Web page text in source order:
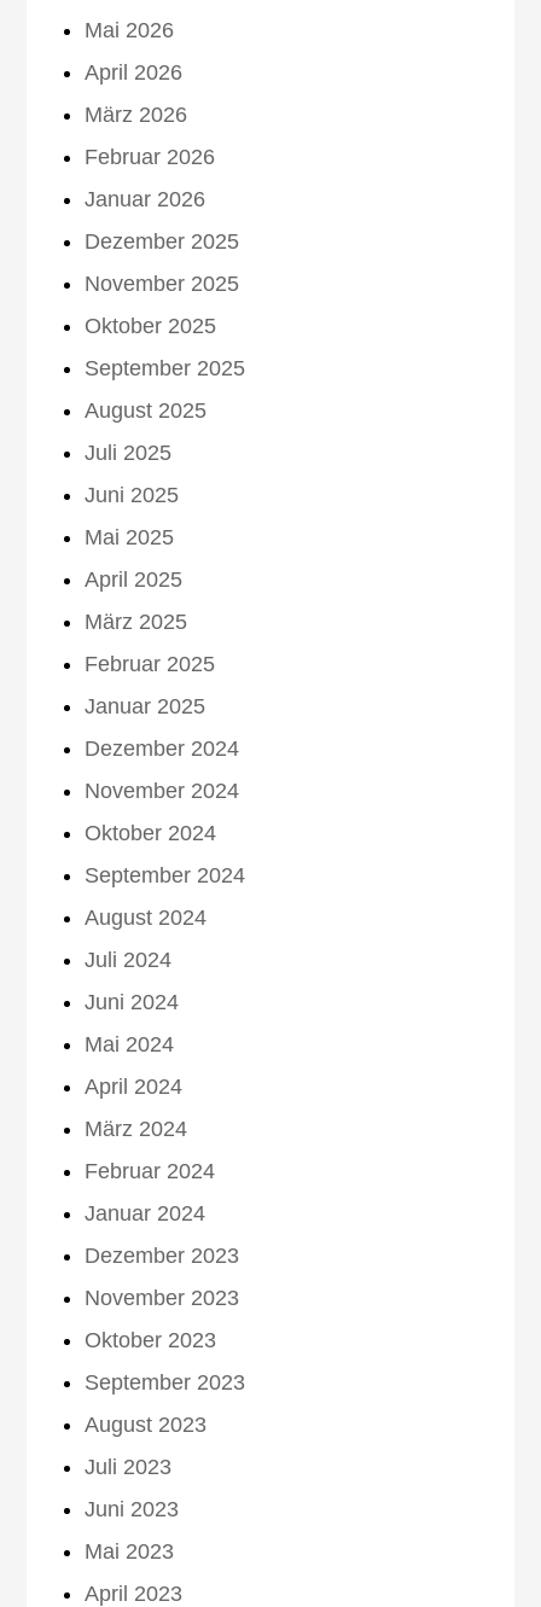
Mai 2026
April 2026
März 2026
Februar 2026
Januar 2026
Dezember 2025
November 2025
Oktober 2025
September 2025
August 2025
Juli 2025
Juni 2025
Mai 2025
April 2025
März 2025
Februar 2025
Januar 2025
Dezember 2024
November 2024
Oktober 2024
September 2024
August 2024
Juli 2024
Juni 2024
Mai 2024
April 2024
März 2024
Februar 2024
Januar 2024
Dezember 2023
November 2023
Oktober 2023
September 2023
August 2023
Juli 2023
Juni 2023
Mai 2023
April 2023